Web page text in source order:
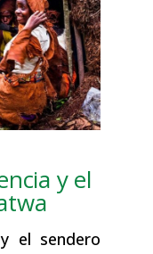
y el
el sendero